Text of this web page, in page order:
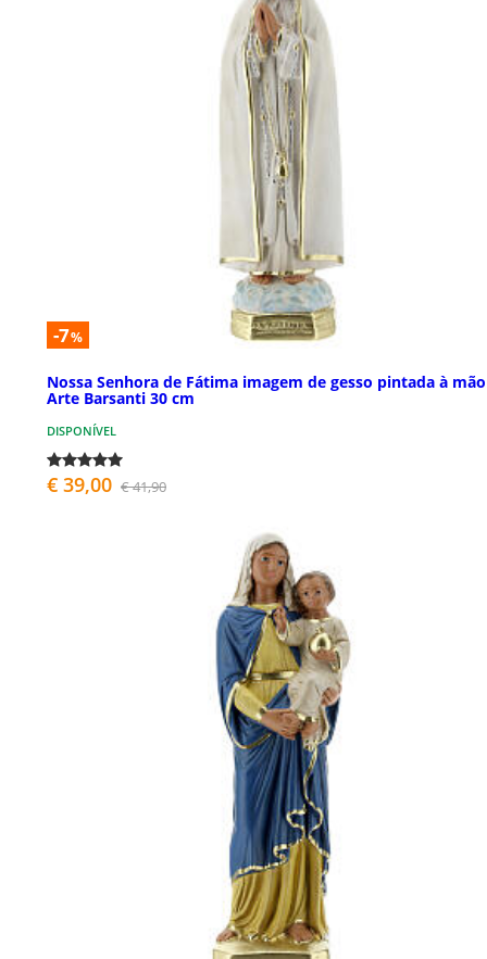
-7%
Nossa Senhora de Fátima imagem de gesso pintada à mão
Arte Barsanti 30 cm
DISPONÍVEL
€ 39,00 € 41,90